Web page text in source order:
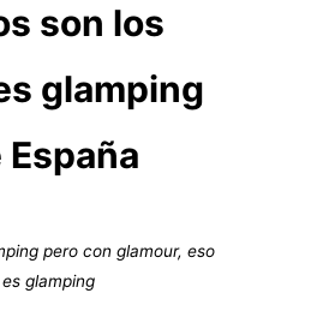
son los
glamping
España
pero con glamour, eso
es glamping